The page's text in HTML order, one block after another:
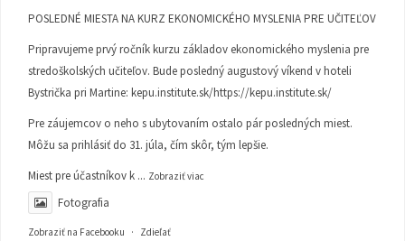
POSLEDNÉ MIESTA NA KURZ EKONOMICKÉHO MYSLENIA PRE UČITEĽOV
Pripravujeme prvý ročník kurzu základov ekonomického myslenia pre
stredoškolských učiteľov. Bude posledný augustový víkend v hoteli
Bystrička pri Martine: kepu.institute.sk/https://kepu.institute.sk/
Pre záujemcov o neho s ubytovaním ostalo pár posledných miest.
Môžu sa prihlásiť do 31. júla, čím skôr, tým lepšie.
Miest pre účastníkov k ... Zobraziť viac
Fotografia
Zobraziť na Facebooku · Zdieľať